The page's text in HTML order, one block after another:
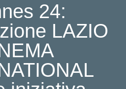
24:
LAZIO